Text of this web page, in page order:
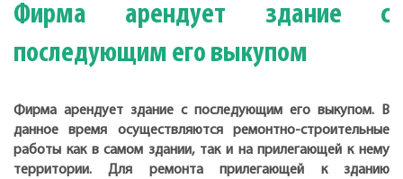
Фирма арендует здание с
последующим его выкупом
Фирма арендует здание с последующим его выкупом. В
данное время осуществляются ремонтно-строительные
работы как в самом здании, так и на прилегающей к нему
территории. Для ремонта прилегающей к зданию